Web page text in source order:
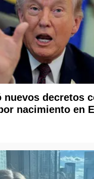
nuevos decretos
nacimiento en